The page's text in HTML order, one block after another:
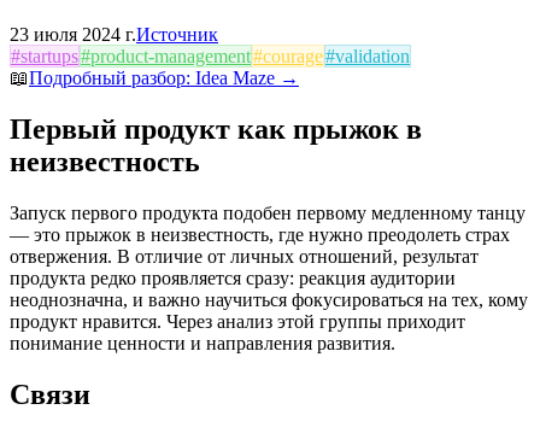
23 июля 2024 г.Источник
#startups#product-management#courage#validation
📖Подробный разбор: Idea Maze →
Первый продукт как прыжок в
неизвестность
Запуск первого продукта подобен первому медленному танцу
— это прыжок в неизвестность, где нужно преодолеть страх
отвержения. В отличие от личных отношений, результат
продукта редко проявляется сразу: реакция аудитории
неоднозначна, и важно научиться фокусироваться на тех, кому
продукт нравится. Через анализ этой группы приходит
понимание ценности и направления развития.
Связи